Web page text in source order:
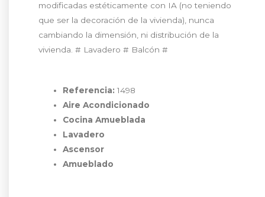
modificadas estéticamente con IA (no teniendo
que ser la decoración de la vivienda), nunca
cambiando la dimensión, ni distribución de la
vivienda. # Lavadero # Balcón #
Referencia: 1498
Aire Acondicionado
Cocina Amueblada
Lavadero
Ascensor
Amueblado